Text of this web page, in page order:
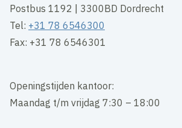
Postbus 1192 | 3300BD Dordrecht
Tel: +31 78 6546300
Fax: +31 78 6546301
Openingstijden kantoor:
Maandag t/m vrijdag 7:30 – 18:00